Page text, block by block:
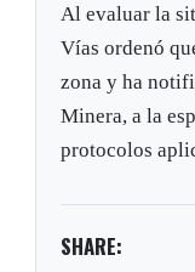
Al evaluar la
Vías ordenó
zona y ha
Minera, a la
protocolos
SHARE: